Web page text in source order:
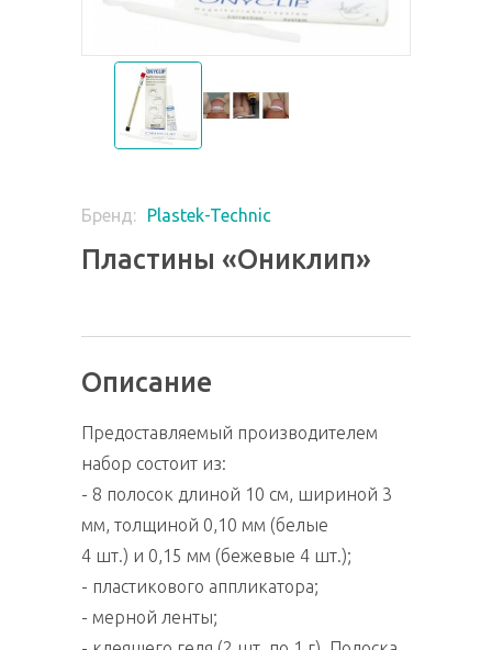
Бренд: Plastek-Technic
Пластины «Ониклип»
Описание
Предоставляемый производителем
набор состоит из:
- 8 полосок длиной 10 см, шириной 3
мм, толщиной 0,10 мм (белые
4 шт.) и 0,15 мм (бежевые 4 шт.);
- пластикового аппликатора;
- мерной ленты;